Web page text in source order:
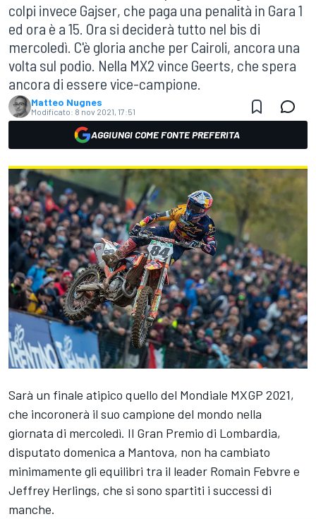
colpi invece Gajser, che paga una penalità in Gara 1
ed ora è a 15. Ora si deciderà tutto nel bis di
mercoledì. C'è gloria anche per Cairoli, ancora una
volta sul podio. Nella MX2 vince Geerts, che spera
ancora di essere vice-campione.
Matteo Nugnes
Modificato: 8 nov 2021, 17:51
AGGIUNGI COME FONTE PREFERITA
Sarà un finale atipico quello del Mondiale MXGP 2021,
che incoronerà il suo campione del mondo nella
giornata di mercoledì. Il Gran Premio di Lombardia,
disputato domenica a Mantova, non ha cambiato
minimamente gli equilibri tra il leader Romain Febvre e
Jeffrey Herlings, che si sono spartiti i successi di
manche.